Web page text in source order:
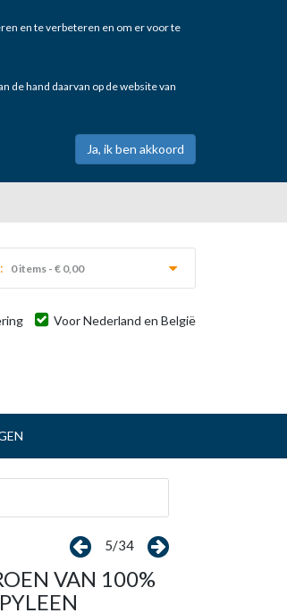
en te verbeteren en om er voor te
de hand daarvan op de website van
0 items - € 0,00
Voor Nederland en België
5/34
VAN 100%